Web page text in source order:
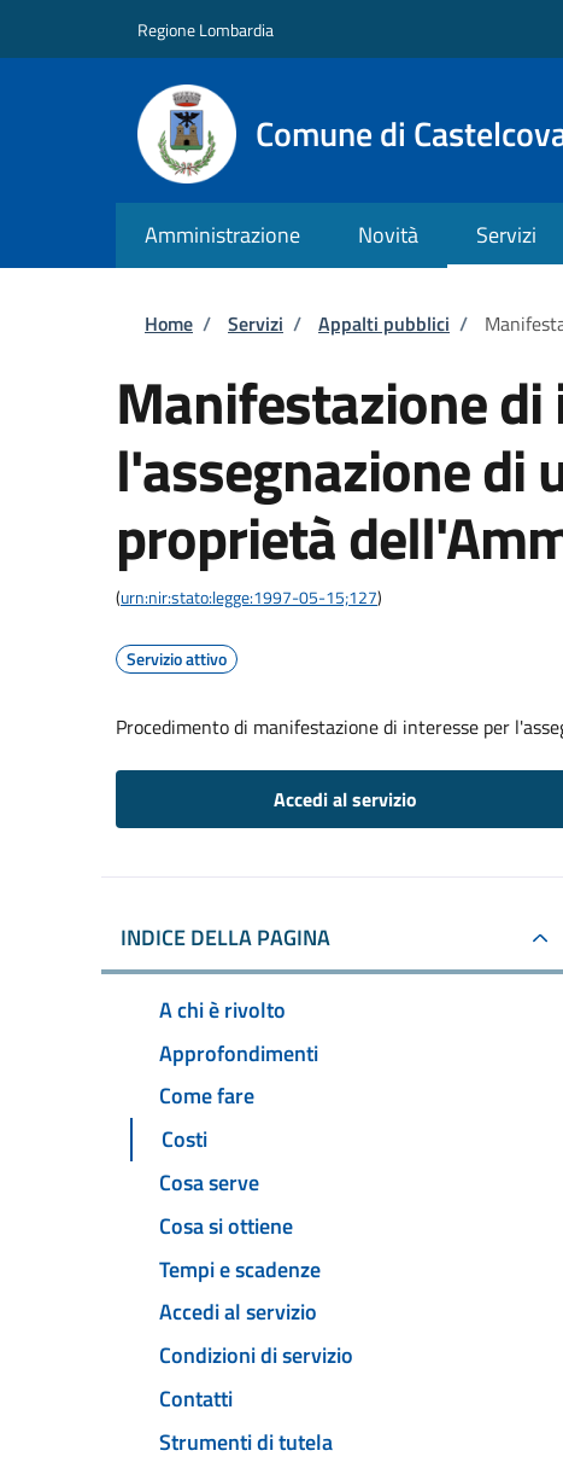
Regione Lombardia
Comune di
Amministrazione Novità Servizi
Briciole di pane
Home / Servizi / Appalti pubblici /
Manifestazione
l'assegnazione di
proprietà
(urn:nir:stato:legge:1997-05-15;127)
Servizio attivo
Procedimento di manifestazione di interesse per
Accedi al servizio
INDICE DELLA PAGINA
A chi è rivolto
Approfondimenti
Come fare
Costi
Cosa serve
Cosa si ottiene
Tempi e scadenze
Accedi al servizio
Condizioni di servizio
Contatti
Strumenti di tutela